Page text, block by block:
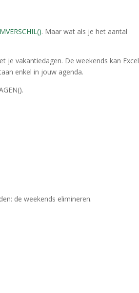
. Maar wat als je het aantal
je vakantiedagen. De weekends kan Excel
enkel in jouw agenda.
de weekends elimineren.